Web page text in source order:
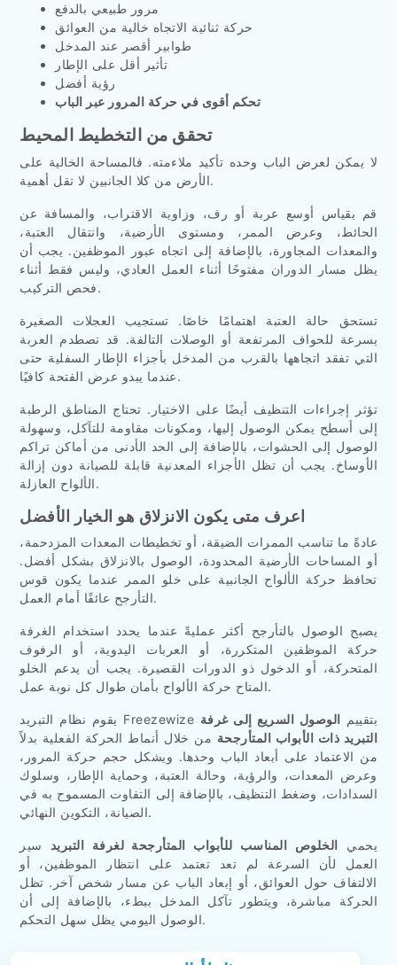
مرور طبيعي بالدفع
حركة ثنائية الاتجاه خالية من العوائق
طوابير أقصر عند المدخل
تأثير أقل على الإطار
رؤية أفضل
تحكم أقوى في حركة المرور عبر الباب
تحقق من التخطيط المحيط
لا يمكن لعرض الباب وحده تأكيد ملاءمته. فالمساحة الخالية على
الأرض من كلا الجانبين لا تقل أهمية.
قم بقياس أوسع عربة أو رف، وزاوية الاقتراب، والمسافة عن
الحائط، وعرض الممر، ومستوى الأرضية، وانتقال العتبة،
والمعدات المجاورة، بالإضافة إلى اتجاه عبور الموظفين. يجب أن
يظل مسار الدوران مفتوحًا أثناء العمل العادي، وليس فقط أثناء
فحص التركيب.
تستحق حالة العتبة اهتمامًا خاصًا. تستجيب العجلات الصغيرة
بسرعة للحواف المرتفعة أو الوصلات التالفة. قد تصطدم العربة
التي تفقد اتجاهها بالقرب من المدخل بأجزاء الإطار السفلية حتى
عندما يبدو عرض الفتحة كافيًا.
تؤثر إجراءات التنظيف أيضًا على الاختيار. تحتاج المناطق الرطبة
إلى أسطح يمكن الوصول إليها، ومكونات مقاومة للتآكل، وسهولة
الوصول إلى الحشوات، بالإضافة إلى الحد الأدنى من أماكن تراكم
الأوساخ. يجب أن تظل الأجزاء المعدنية قابلة للصيانة دون إزالة
الألواح العازلة.
اعرف متى يكون الانزلاق هو الخيار الأفضل
عادةً ما تناسب الممرات الضيقة، أو تخطيطات المعدات المزدحمة،
أو المساحات الأرضية المحدودة، الوصول بالانزلاق بشكل أفضل.
تحافظ حركة الألواح الجانبية على خلو الممر عندما يكون قوس
التأرجح عائقًا أمام العمل.
يصبح الوصول بالتأرجح أكثر عمليةً عندما يحدد استخدام الغرفة
حركة الموظفين المتكررة، أو العربات اليدوية، أو الرفوف
المتحركة، أو الدخول ذو الدورات القصيرة. يجب أن يدعم الخلو
المتاح حركة الألواح بأمان طوال كل نوبة عمل.
يقوم نظام التبريد Freezewize بتقييم الوصول السريع إلى غرفة
التبريد ذات الأبواب المتأرجحة من خلال أنماط الحركة الفعلية بدلاً
من الاعتماد على أبعاد الباب وحدها. ويشكل حجم حركة المرور،
وعرض المعدات، والرؤية، وحالة العتبة، وحماية الإطار، وسلوك
السدادات، وضغط التنظيف، بالإضافة إلى التفاوت المسموح به في
الصيانة، التكوين النهائي.
يحمي الخلوص المناسب للأبواب المتأرجحة لغرفة التبريد سير
العمل لأن السرعة لم تعد تعتمد على انتظار الموظفين، أو
الالتفاف حول العوائق، أو إبعاد الباب عن مسار شخص آخر. تظل
الحركة مباشرة، ويتطور تآكل المدخل ببطء، بالإضافة إلى أن
الوصول اليومي يظل سهل التحكم.